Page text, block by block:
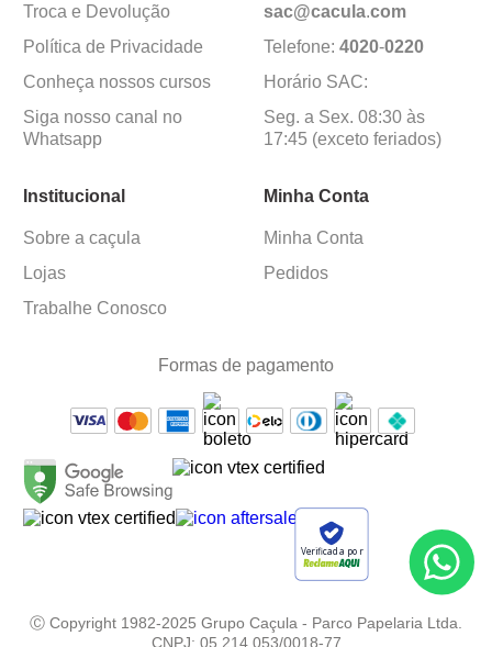
Troca e Devolução
Política de Privacidade
Conheça nossos cursos
Siga nosso canal no
Whatsapp
sac@cacula.com
Telefone: 4020-0220
Horário SAC:
Seg. a Sex. 08:30 às
17:45 (exceto feriados)
Institucional
Sobre a caçula
Lojas
Trabalhe Conosco
Minha Conta
Minha Conta
Pedidos
Formas de pagamento
Verificada por
Ⓒ Copyright 1982-2025 Grupo Caçula - Parco Papelaria Ltda.
CNPJ: 05.214.053/0018-77